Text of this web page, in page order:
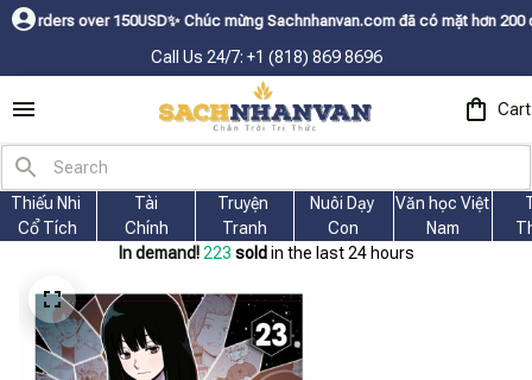
150USDㅤ✨Chúc mừng Sachnhanvan.com đã có mặt hơn 200 quốc gia
Call Us 24/7: +1 (818) 869 8696
Cart
Thiếu Nhi
Cổ Tích
Tài
Chính
Truyện
Tranh
Nuôi Dạy
Con
Văn học Việt
Nam
In demand! 225 sold in the last 24 hours